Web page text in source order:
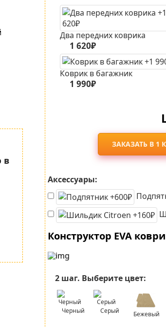
в
Два передних коврика
1 620₽
Коврик в багажник
1 990₽
ЗАКАЗАТЬ В 1
Аксессуары:
Конструктор EVA
2 шаг. Выберите цвет:
Черный Серый Бежевый